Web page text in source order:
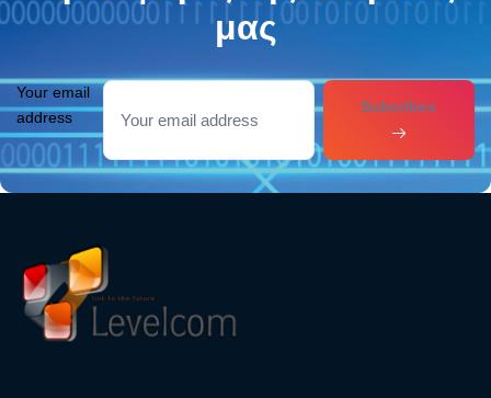
μας
Your email
address
Subcribes